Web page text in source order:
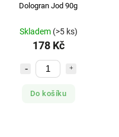
Dologran Jod 90g
Skladem (>5 ks)
178 Kč
Do košíku